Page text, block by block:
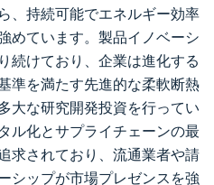
、持続可能でエネルギー効率
めています。製品イノベーシ
続けており、企業は進化する
準を満たす先進的な柔軟断熱
大な研究開発投資を行ってい
ル化とサプライチェーンの最
求されており、流通業者や請
シップが市場プレゼンスを強